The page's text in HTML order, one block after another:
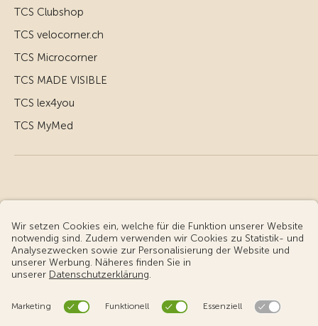
TCS Clubshop
TCS velocorner.ch
TCS Microcorner
TCS MADE VISIBLE
TCS lex4you
TCS MyMed
© Touring Club Schweiz
Benutzungsbedingungen - rechtliche Informationen